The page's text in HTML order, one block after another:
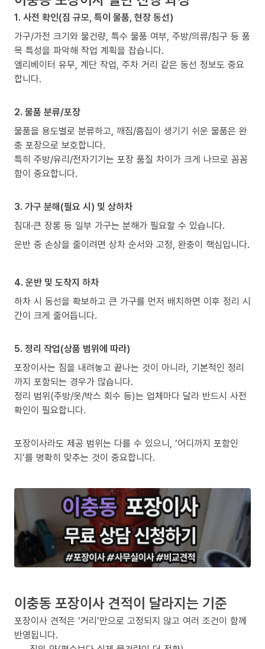
1. 사전 확인(짐 규모, 특이 물품, 현장 동선)
가구/가전 크기와 물건량, 특수 물품 여부, 주방/의류/침구 등 품
목 특성을 파악해 작업 계획을 잡습니다.
엘리베이터 유무, 계단 작업, 주차 거리 같은 동선 정보도 중요
합니다.
2. 물품 분류/포장
물품을 용도별로 분류하고, 깨짐/흠집이 생기기 쉬운 물품은 완
충 포장으로 보호합니다.
특히 주방/유리/전자기기는 포장 품질 차이가 크게 나므로 꼼꼼
함이 중요합니다.
3. 가구 분해(필요 시) 및 상하차
침대·큰 장롱 등 일부 가구는 분해가 필요할 수 있습니다.
운반 중 손상을 줄이려면 상차 순서와 고정, 완충이 핵심입니다.
4. 운반 및 도착지 하차
하차 시 동선을 확보하고 큰 가구를 먼저 배치하면 이후 정리 시
간이 크게 줄어듭니다.
5. 정리 작업(상품 범위에 따라)
포장이사는 짐을 내려놓고 끝나는 것이 아니라, 기본적인 정리
까지 포함되는 경우가 많습니다.
정리 범위(주방/옷/박스 회수 등)는 업체마다 달라 반드시 사전
확인이 필요합니다.
포장이사라도 제공 범위는 다를 수 있으니, ‘어디까지 포함인
지’를 명확히 맞추는 것이 중요합니다.
이충동 포장이사 견적이 달라지는 기준
포장이사 견적은 ‘거리’만으로 고정되지 않고 여러 조건이 함께
반영됩니다.